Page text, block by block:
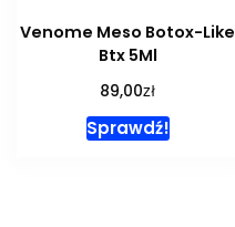
Venome Meso Botox-Like
Btx 5Ml
89,00zł
Sprawdź!